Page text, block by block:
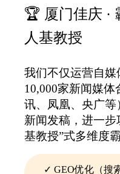
🏆 厦门佳庆 ·
人基教授
我们不仅运营自
10,000家新闻媒
讯、凤凰、央广
新闻发稿，进一步
基教授”式多维度霸
✓ GEO优化（搜